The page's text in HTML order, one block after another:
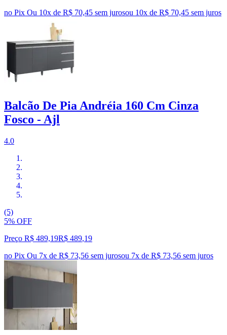
no Pix Ou 10x de R$ 70,45 sem jurosou 10x de R$ 70,45 sem juros
Balcão De Pia Andréia 160 Cm Cinza
Fosco - Ajl
4.0
(5)
5% OFF
Preço R$ 489,19R$ 489,19
no Pix Ou 7x de R$ 73,56 sem jurosou 7x de R$ 73,56 sem juros